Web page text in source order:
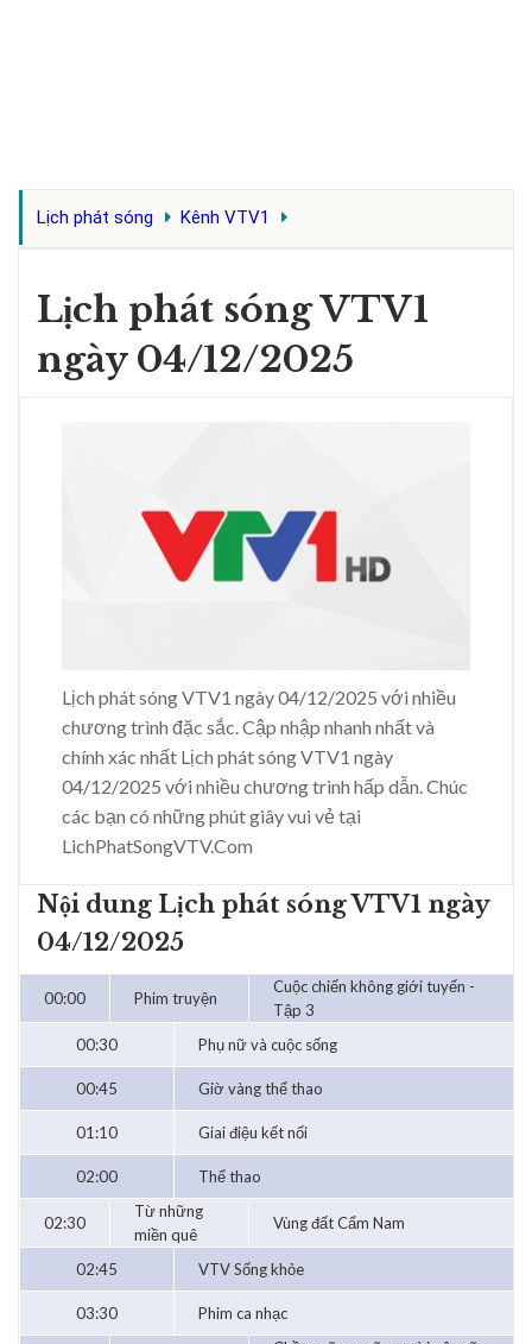
Lịch phát sóng Kênh VTV1
Lịch phát sóng VTV1
ngày 04/12/2025
Lịch phát sóng VTV1 ngày 04/12/2025 với nhiều
chương trình đặc sắc. Cập nhập nhanh nhất và
chính xác nhất Lịch phát sóng VTV1 ngày
04/12/2025 với nhiều chương trình hấp dẫn. Chúc
các bạn có những phút giây vui vẻ tại
LichPhatSongVTV.Com
Nội dung Lịch phát sóng VTV1 ngày
04/12/2025
00:00 Phim truyện
Cuộc chiến không giới tuyến -
Tập 3
00:30
Phụ nữ và cuộc sống
00:45 Giờ vàng thể thao
01:10 Giai điệu kết nối
02:00 Thể thao
02:30
Từ những
miền quê
Vùng đất Cẩm Nam
02:45 VTV Sống khỏe
03:30 Phim ca nhạc